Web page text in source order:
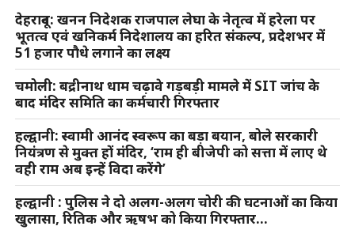
देहरादून: खनन निदेशक राजपाल लेघा के नेतृत्व में हरेला पर
भूतत्व एवं खनिकर्म निदेशालय का हरित संकल्प, प्रदेशभर में
51 हजार पौधे लगाने का लक्ष्य
चमोली: बद्रीनाथ धाम चढ़ावे गड़बड़ी मामले में SIT जांच के
बाद मंदिर समिति का कर्मचारी गिरफ्तार
हल्द्वानी: स्वामी आनंद स्वरूप का बड़ा बयान, बोले सरकारी
नियंत्रण से मुक्त हों मंदिर, ‘राम ही बीजेपी को सत्ता में लाए थे
वही राम अब इन्हें विदा करेंगे’
हल्द्वानी : पुलिस ने दो अलग-अलग चोरी की घटनाओं का किया
खुलासा, रितिक और ऋषभ को किया गिरफ्तार…